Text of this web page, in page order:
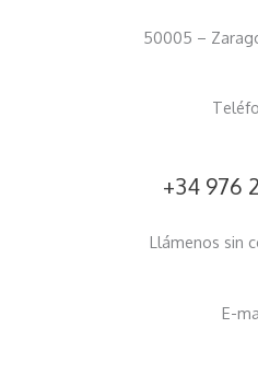
50005 –
+34 976
Llámenos sin
E-